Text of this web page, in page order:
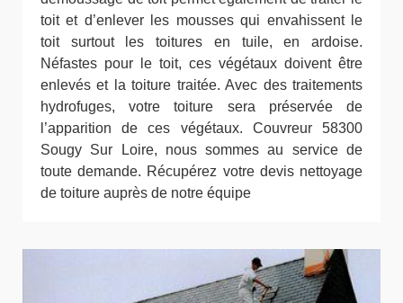
toit et d’enlever les mousses qui envahissent le
toit surtout les toitures en tuile, en ardoise.
Néfastes pour le toit, ces végétaux doivent être
enlevés et la toiture traitée. Avec des traitements
hydrofuges, votre toiture sera préservée de
l’apparition de ces végétaux. Couvreur 58300
Sougy Sur Loire, nous sommes au service de
toute demande. Récupérez votre devis nettoyage
de toiture auprès de notre équipe